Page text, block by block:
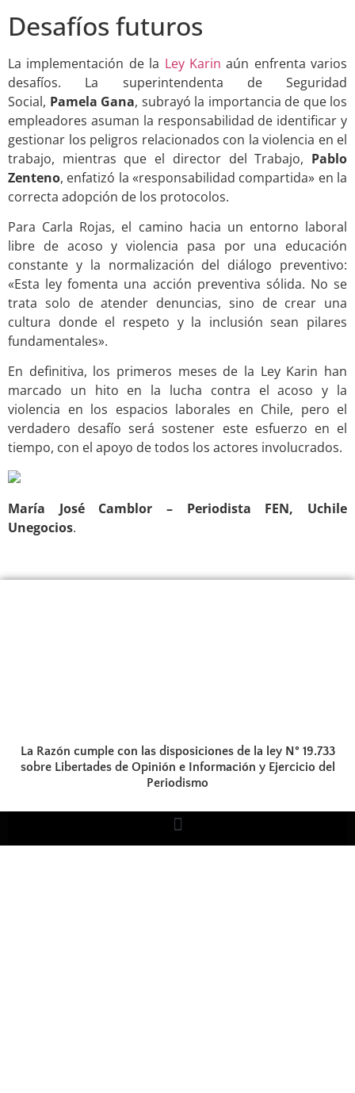
Desafíos futuros
La implementación de la Ley Karin aún enfrenta varios
desafíos. La superintendenta de Seguridad
Social, Pamela Gana, subrayó la importancia de que los
empleadores asuman la responsabilidad de identificar y
gestionar los peligros relacionados con la violencia en el
trabajo, mientras que el director del Trabajo, Pablo
Zenteno, enfatizó la «responsabilidad compartida» en la
correcta adopción de los protocolos.
Para Carla Rojas, el camino hacia un entorno laboral
libre de acoso y violencia pasa por una educación
constante y la normalización del diálogo preventivo:
«Esta ley fomenta una acción preventiva sólida. No se
trata solo de atender denuncias, sino de crear una
cultura donde el respeto y la inclusión sean pilares
fundamentales».
En definitiva, los primeros meses de la Ley Karin han
marcado un hito en la lucha contra el acoso y la
violencia en los espacios laborales en Chile, pero el
verdadero desafío será sostener este esfuerzo en el
tiempo, con el apoyo de todos los actores involucrados.
María José Camblor – Periodista FEN, Uchile
Unegocios.
La Razón cumple con las disposiciones de la ley N° 19.733
sobre Libertades de Opinión e Información y Ejercicio del
Periodismo